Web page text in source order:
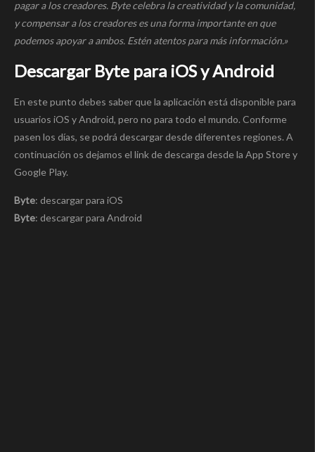
pagar a los creadores. Byte celebra la creatividad y la comunidad,
y compensar a los creadores es una forma importante en que
podemos apoyar a ambos. Estén atentos para más información.»
Descargar Byte para iOS y Android
En este punto debes saber que la aplicación está disponible para
usuarios iOS y Android, pero no para todo el mundo. Conforme
pasen los días, se podrá descargar desde diferentes regiones. A
continuación os dejamos el link de descarga desde la App Store y
Google Play.
Byte: descargar para iOS
Byte: descargar para Android